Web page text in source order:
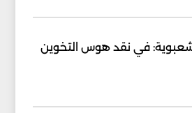
في نقد هوس التخوين